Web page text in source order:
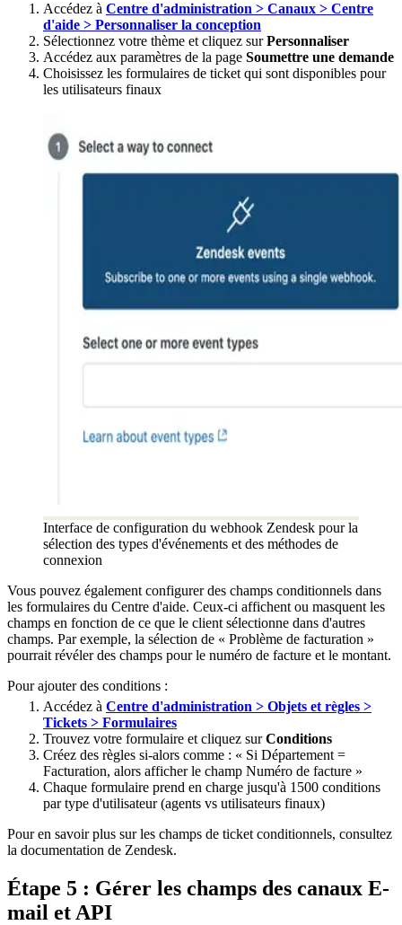
Accédez à Centre d'administration > Canaux > Centre
d'aide > Personnaliser la conception
Sélectionnez votre thème et cliquez surPersonnaliser
Accédez aux paramètres de la page Soumettre une demande
Choisissez les formulaires de ticket qui sont disponibles pour
les utilisateurs finaux
Interface de configuration du webhook Zendesk pour la
sélection des types d'événements et des méthodes de
connexion
Vous pouvez également configurer des champs conditionnels dans
les formulaires du Centre d'aide. Ceux-ci affichent ou masquent les
champs en fonction de ce que le client sélectionne dans d'autres
champs. Par exemple, la sélection de « Problème de facturation »
pourrait révéler des champs pour le numéro de facture et le montant.
Pour ajouter des conditions :
Accédez à Centre d'administration > Objets et règles >
Tickets > Formulaires
Trouvez votre formulaire et cliquez surConditions
Créez des règles si-alors comme : « Si Département =
Facturation, alors afficher le champ Numéro de facture »
Chaque formulaire prend en charge jusqu'à 1500 conditions
par type d'utilisateur (agents vs utilisateurs finaux)
Pour en savoir plus sur les champs de ticket conditionnels, consultez
la documentation de Zendesk.
Étape 5 : Gérer les champs des canaux E-
mail et API